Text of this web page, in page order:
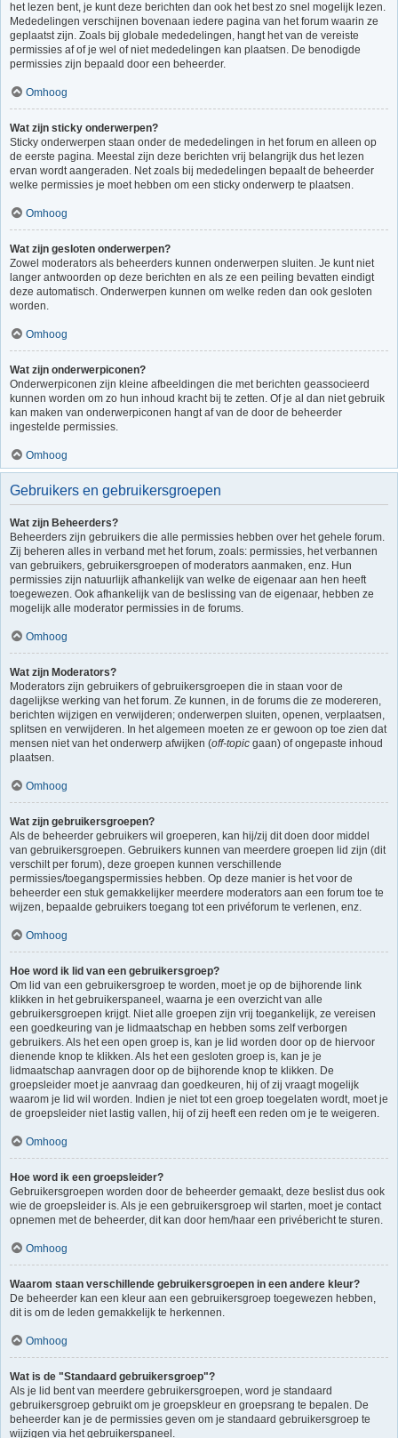
het lezen bent, je kunt deze berichten dan ook het best zo snel mogelijk lezen.
Mededelingen verschijnen bovenaan iedere pagina van het forum waarin ze
geplaatst zijn. Zoals bij globale mededelingen, hangt het van de vereiste
permissies af of je wel of niet mededelingen kan plaatsen. De benodigde
permissies zijn bepaald door een beheerder.
Omhoog
Wat zijn sticky onderwerpen?
Sticky onderwerpen staan onder de mededelingen in het forum en alleen op
de eerste pagina. Meestal zijn deze berichten vrij belangrijk dus het lezen
ervan wordt aangeraden. Net zoals bij mededelingen bepaalt de beheerder
welke permissies je moet hebben om een sticky onderwerp te plaatsen.
Omhoog
Wat zijn gesloten onderwerpen?
Zowel moderators als beheerders kunnen onderwerpen sluiten. Je kunt niet
langer antwoorden op deze berichten en als ze een peiling bevatten eindigt
deze automatisch. Onderwerpen kunnen om welke reden dan ook gesloten
worden.
Omhoog
Wat zijn onderwerpiconen?
Onderwerpiconen zijn kleine afbeeldingen die met berichten geassocieerd
kunnen worden om zo hun inhoud kracht bij te zetten. Of je al dan niet gebruik
kan maken van onderwerpiconen hangt af van de door de beheerder
ingestelde permissies.
Omhoog
Gebruikers en gebruikersgroepen
Wat zijn Beheerders?
Beheerders zijn gebruikers die alle permissies hebben over het gehele forum.
Zij beheren alles in verband met het forum, zoals: permissies, het verbannen
van gebruikers, gebruikersgroepen of moderators aanmaken, enz. Hun
permissies zijn natuurlijk afhankelijk van welke de eigenaar aan hen heeft
toegewezen. Ook afhankelijk van de beslissing van de eigenaar, hebben ze
mogelijk alle moderator permissies in de forums.
Omhoog
Wat zijn Moderators?
Moderators zijn gebruikers of gebruikersgroepen die in staan voor de
dagelijkse werking van het forum. Ze kunnen, in de forums die ze modereren,
berichten wijzigen en verwijderen; onderwerpen sluiten, openen, verplaatsen,
splitsen en verwijderen. In het algemeen moeten ze er gewoon op toe zien dat
mensen niet van het onderwerp afwijken (off-topic gaan) of ongepaste inhoud
plaatsen.
Omhoog
Wat zijn gebruikersgroepen?
Als de beheerder gebruikers wil groeperen, kan hij/zij dit doen door middel
van gebruikersgroepen. Gebruikers kunnen van meerdere groepen lid zijn (dit
verschilt per forum), deze groepen kunnen verschillende
permissies/toegangspermissies hebben. Op deze manier is het voor de
beheerder een stuk gemakkelijker meerdere moderators aan een forum toe te
wijzen, bepaalde gebruikers toegang tot een privéforum te verlenen, enz.
Omhoog
Hoe word ik lid van een gebruikersgroep?
Om lid van een gebruikersgroep te worden, moet je op de bijhorende link
klikken in het gebruikerspaneel, waarna je een overzicht van alle
gebruikersgroepen krijgt. Niet alle groepen zijn vrij toegankelijk, ze vereisen
een goedkeuring van je lidmaatschap en hebben soms zelf verborgen
gebruikers. Als het een open groep is, kan je lid worden door op de hiervoor
dienende knop te klikken. Als het een gesloten groep is, kan je je
lidmaatschap aanvragen door op de bijhorende knop te klikken. De
groepsleider moet je aanvraag dan goedkeuren, hij of zij vraagt mogelijk
waarom je lid wil worden. Indien je niet tot een groep toegelaten wordt, moet je
de groepsleider niet lastig vallen, hij of zij heeft een reden om je te weigeren.
Omhoog
Hoe word ik een groepsleider?
Gebruikersgroepen worden door de beheerder gemaakt, deze beslist dus ook
wie de groepsleider is. Als je een gebruikersgroep wil starten, moet je contact
opnemen met de beheerder, dit kan door hem/haar een privébericht te sturen.
Omhoog
Waarom staan verschillende gebruikersgroepen in een andere kleur?
De beheerder kan een kleur aan een gebruikersgroep toegewezen hebben,
dit is om de leden gemakkelijk te herkennen.
Omhoog
Wat is de "Standaard gebruikersgroep"?
Als je lid bent van meerdere gebruikersgroepen, word je standaard
gebruikersgroep gebruikt om je groepskleur en groepsrang te bepalen. De
beheerder kan je de permissies geven om je standaard gebruikersgroep te
wijzigen via het gebruikerspaneel.